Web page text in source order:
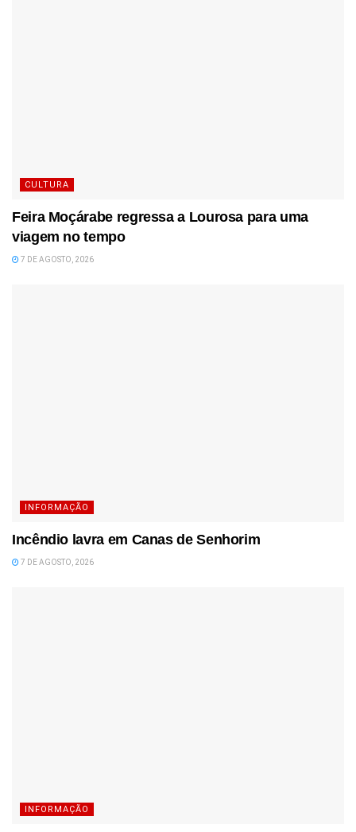
CULTURA
Feira Moçárabe regressa a Lourosa para uma
viagem no tempo
7 DE AGOSTO, 2026
INFORMAÇÃO
Incêndio lavra em Canas de Senhorim
7 DE AGOSTO, 2026
INFORMAÇÃO